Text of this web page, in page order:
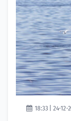
18:33 | 24-12-